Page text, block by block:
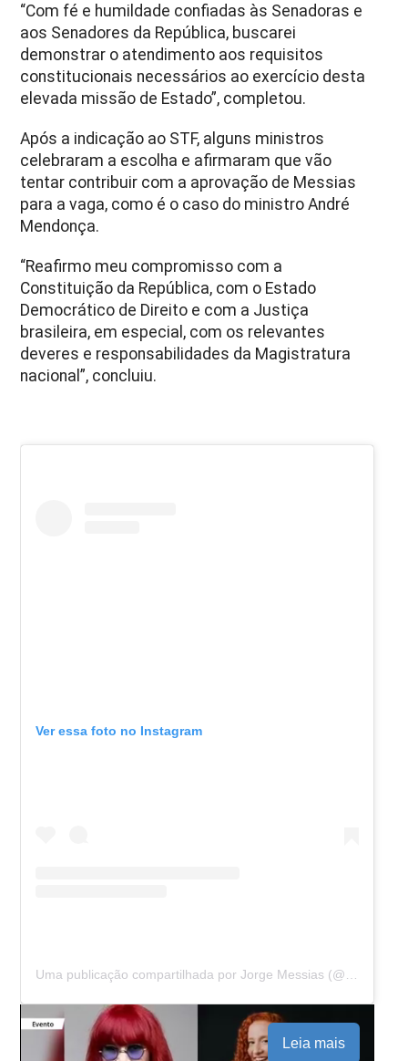
“Com fé e humildade confiadas às Senadoras e
aos Senadores da República, buscarei
demonstrar o atendimento aos requisitos
constitucionais necessários ao exercício desta
elevada missão de Estado”, completou.
Após a indicação ao STF, alguns ministros
celebraram a escolha e afirmaram que vão
tentar contribuir com a aprovação de Messias
para a vaga, como é o caso do ministro André
Mendonça.
“Reafirmo meu compromisso com a
Constituição da República, com o Estado
Democrático de Direito e com a Justiça
brasileira, em especial, com os relevantes
deveres e responsabilidades da Magistratura
nacional”, concluiu.
Ver essa foto no Instagram
Uma publicação compartilhada por Jorge Messias (@jorgemessiasagu)
Leia mais